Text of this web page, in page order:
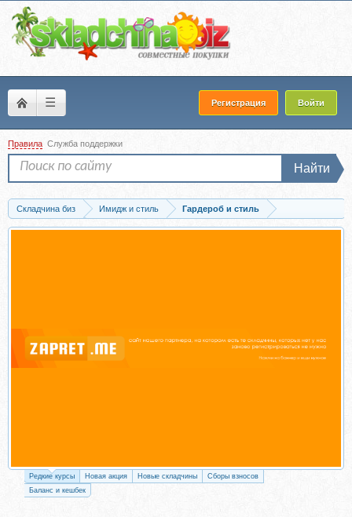
☰ Регистрация Войти
Правила Служба поддержки
Найти
Складчина биз Имидж и стиль
Гардероб и стиль
Скачать [ART image] Консультант по стилю. 2 месяц, 2017 (Анна Чигиринских)
Редкие курсы Новая акция Новые складчины
Сборы взносов
Баланс и кешбек